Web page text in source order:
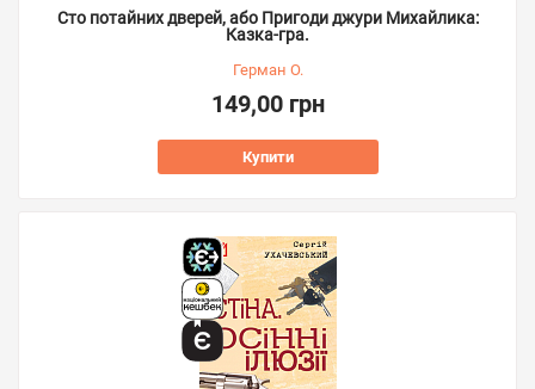
Сто потайних дверей, або Пригоди джури Михайлика:
Казка-гра.
Герман О.
149,00 грн
Купити